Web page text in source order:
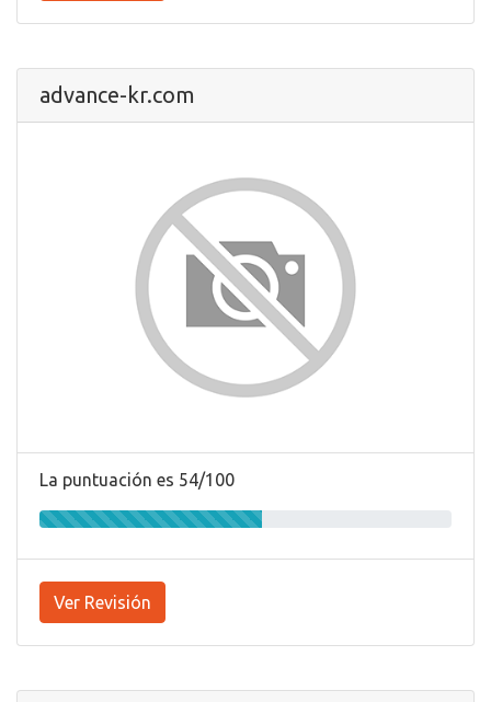
advance-kr.com
La puntuación es 54/100
Ver Revisión